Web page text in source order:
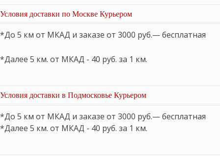
Условия доставки по Москве Курьером
*До 5 км от МКАД и заказе от 3000 руб.— бесплатная
*Далее 5 км. от МКАД - 40 руб. за 1 км.
Условия доставки в Подмосковье Курьером
*До 5 км от МКАД и заказе от 3000 руб.— бесплатная
*Далее 5 км. от МКАД - 40 руб. за 1 км.